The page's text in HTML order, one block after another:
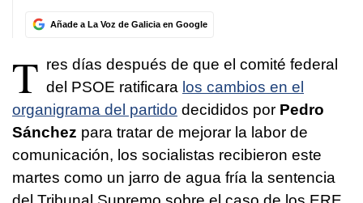
Añade a La Voz de Galicia en Google
T res días después de que el comité federal
del PSOE ratificara los cambios en el
organigrama del partido decididos por Pedro
Sánchez para tratar de mejorar la labor de
comunicación, los socialistas recibieron este
martes como un jarro de agua fría la sentencia